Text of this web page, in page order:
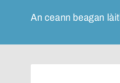
An ceann beagan